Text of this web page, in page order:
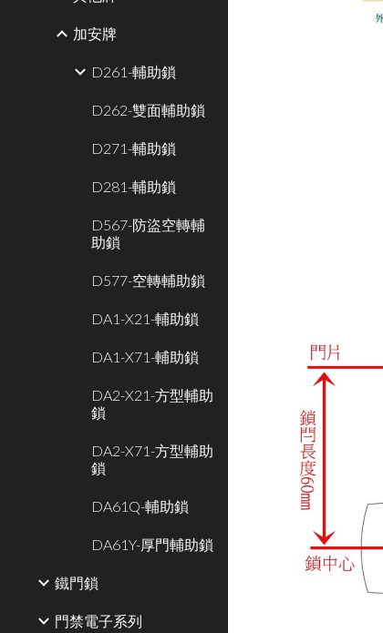
加安牌
D261-輔助鎖
D262-雙面輔助鎖
D271-輔助鎖
D281-輔助鎖
D567-防盜空轉輔
助鎖
D577-空轉輔助鎖
DA1-X21-輔助鎖
DA1-X71-輔助鎖
DA2-X21-方型輔助
鎖
DA2-X71-方型輔助
鎖
DA61Q-輔助鎖
DA61Y-厚門輔助鎖
鐵門鎖
門禁電子系列